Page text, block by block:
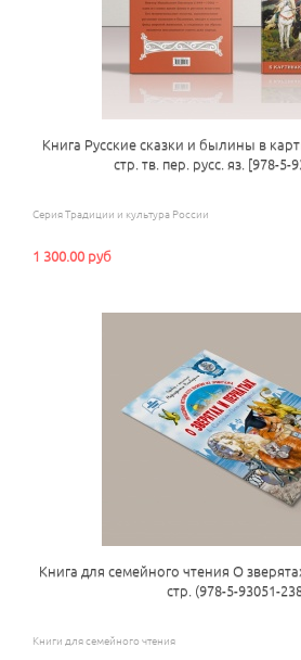
Книга Русские сказки и былины в
стр. тв. пер. русс. яз. [978-5-
Серия Традиции и культура России
1 300.00 руб
Книга для семейного чтения О
стр. (978-5-93051-
Книги для семейного чтения